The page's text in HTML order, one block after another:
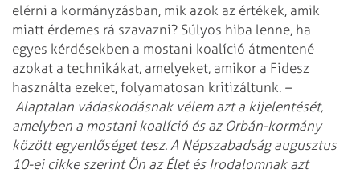
elérni a kormányzásban, mik azok az értékek, amik
miatt érdemes rá szavazni? Súlyos hiba lenne, ha
egyes kérdésekben a mostani koalíció átmentené
azokat a technikákat, amelyeket, amikor a Fidesz
használta ezeket, folyamatosan kritizáltunk. –
Alaptalan vádaskodásnak vélem azt a kijelentését,
amelyben a mostani koalíció és az Orbán-kormány
között egyenlőséget tesz. A Népszabadság augusztus
10-ei cikke szerint Ön az Élet és Irodalomnak azt